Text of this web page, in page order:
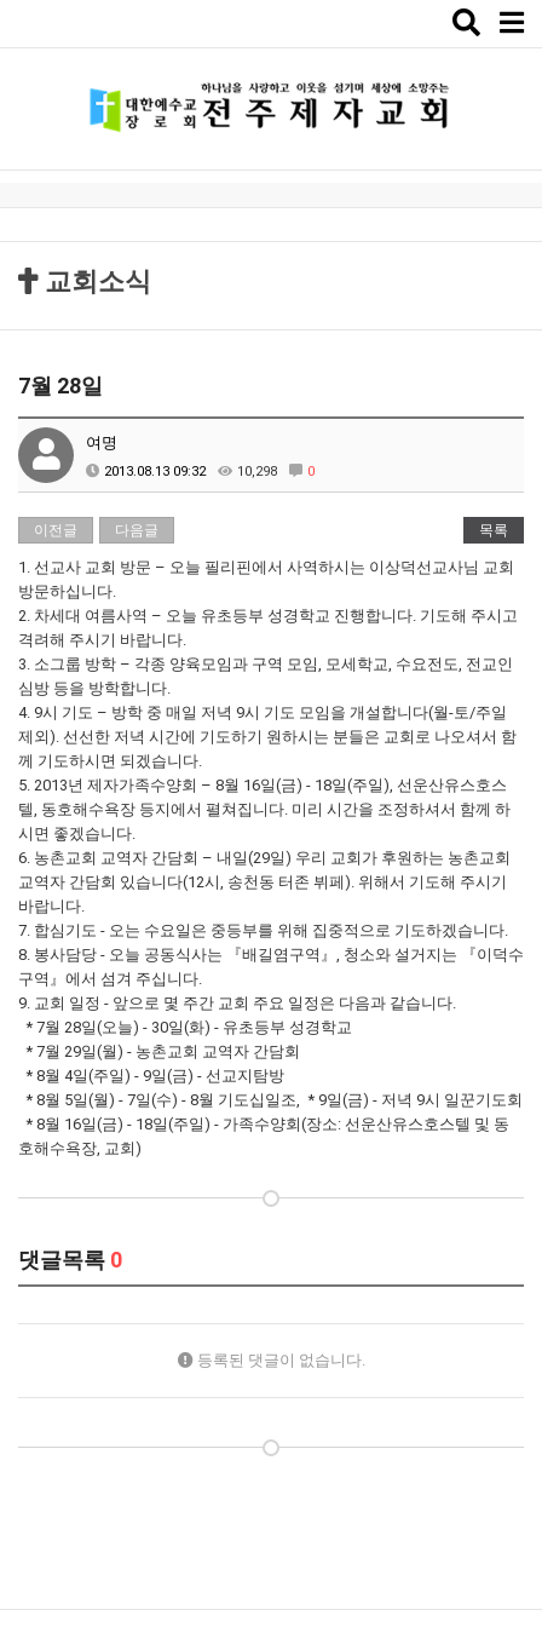
Toggle
교회소식
7월 28일
여명
2013.08.13 09:32 10,298 0
이전글 다음글 목록
1. 선교사 교회 방문 – 오늘 필리핀에서 사역하시는 이상덕선교사님 교회
방문하십니다.
2. 차세대 여름사역 – 오늘 유초등부 성경학교 진행합니다. 기도해 주시고
격려해 주시기 바랍니다.
3. 소그룹 방학 – 각종 양육모임과 구역 모임, 모세학교, 수요전도, 전교인
심방 등을 방학합니다.
4. 9시 기도 – 방학 중 매일 저녁 9시 기도 모임을 개설합니다(월-토/주일
제외). 선선한 저녁 시간에 기도하기 원하시는 분들은 교회로 나오셔서 함
께 기도하시면 되겠습니다.
5. 2013년 제자가족수양회 – 8월 16일(금) - 18일(주일), 선운산유스호스
텔, 동호해수욕장 등지에서 펼쳐집니다. 미리 시간을 조정하셔서 함께 하
시면 좋겠습니다.
6. 농촌교회 교역자 간담회 – 내일(29일) 우리 교회가 후원하는 농촌교회
교역자 간담회 있습니다(12시, 송천동 터존 뷔페). 위해서 기도해 주시기
바랍니다.
7. 합심기도 - 오는 수요일은 중등부를 위해 집중적으로 기도하겠습니다.
8. 봉사담당 - 오늘 공동식사는 『배길염구역』, 청소와 설거지는 『이덕수
구역』에서 섬겨 주십니다.
9. 교회 일정 - 앞으로 몇 주간 교회 주요 일정은 다음과 같습니다.
* 7월 28일(오늘) - 30일(화) - 유초등부 성경학교
* 7월 29일(월) - 농촌교회 교역자 간담회
* 8월 4일(주일) - 9일(금) - 선교지탐방
* 8월 5일(월) - 7일(수) - 8월 기도십일조, * 9일(금) - 저녁 9시 일꾼기도회
* 8월 16일(금) - 18일(주일) - 가족수양회(장소: 선운산유스호스텔 및 동
호해수욕장, 교회)
댓글목록 0
등록된 댓글이 없습니다.